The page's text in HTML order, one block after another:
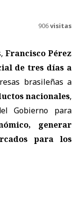
906visitas
Francisco Pérez
de tres días a
brasileñas a
nacionales,
Gobierno para
generar
para los